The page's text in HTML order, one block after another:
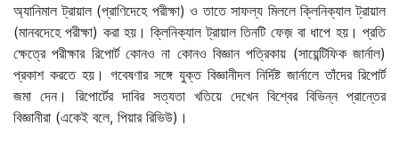
অ্যানিমাল ট্রায়াল (প্রাণিদেহে পরীক্ষা) ও তাতে সাফল্য মিললে ক্লিনিক্যাল ট্রায়াল
(মানবদেহে পরীক্ষা) করা হয়। ক্লিনিক্যাল ট্রায়াল তিনটি ফেজ় বা ধাপে হয়। প্রতি
ক্ষেত্রে পরীক্ষার রিপোর্ট কোনও না কোনও বিজ্ঞান পত্রিকায় (সায়েন্টিফিক জার্নাল)
প্রকাশ করতে হয়। গবেষণার সঙ্গে যুক্ত বিজ্ঞানীদল নির্দিষ্ট জার্নালে তাঁদের রিপোর্ট
জমা দেন। রিপোর্টের দাবির সত্যতা খতিয়ে দেখেন বিশ্বের বিভিন্ন প্রান্তের
বিজ্ঞানীরা (একেই বলে, পিয়ার রিভিউ)।